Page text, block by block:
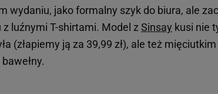
wydaniu, jako formalny szyk do biura, ale
z luźnymi T-shirtami. Model z Sinsay kusi nie
(złapiemy ją za 39,99 zł), ale też